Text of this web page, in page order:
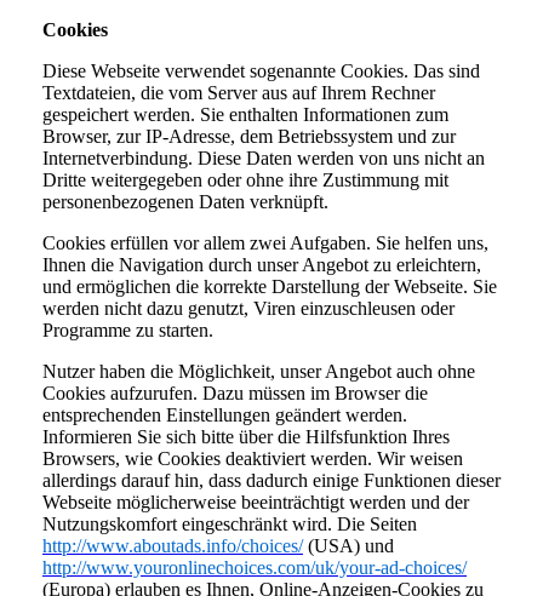
Cookies
Diese Webseite verwendet sogenannte Cookies. Das sind
Textdateien, die vom Server aus auf Ihrem Rechner
gespeichert werden. Sie enthalten Informationen zum
Browser, zur IP-Adresse, dem Betriebssystem und zur
Internetverbindung. Diese Daten werden von uns nicht an
Dritte weitergegeben oder ohne ihre Zustimmung mit
personenbezogenen Daten verknüpft.
Cookies erfüllen vor allem zwei Aufgaben. Sie helfen uns,
Ihnen die Navigation durch unser Angebot zu erleichtern,
und ermöglichen die korrekte Darstellung der Webseite. Sie
werden nicht dazu genutzt, Viren einzuschleusen oder
Programme zu starten.
Nutzer haben die Möglichkeit, unser Angebot auch ohne
Cookies aufzurufen. Dazu müssen im Browser die
entsprechenden Einstellungen geändert werden.
Informieren Sie sich bitte über die Hilfsfunktion Ihres
Browsers, wie Cookies deaktiviert werden. Wir weisen
allerdings darauf hin, dass dadurch einige Funktionen dieser
Webseite möglicherweise beeinträchtigt werden und der
Nutzungskomfort eingeschränkt wird. Die Seiten
http://www.aboutads.info/choices/(USA) und
http://www.youronlinechoices.com/uk/your-ad-choices/
(Europa) erlauben es Ihnen, Online-Anzeigen-Cookies zu